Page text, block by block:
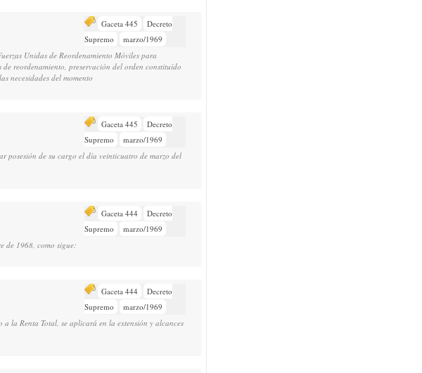
Gaceta 445
Decreto
Supremo
marzo/1969
Unidas de Reordenamiento Móviles para
reordenamiento, preservación del orden constituído
necesidades del momento
Gaceta 445
Decreto
Supremo
marzo/1969
posesión de su cargo el día veinticuatro de marzo del
Gaceta 444
Decreto
Supremo
marzo/1969
de 1968, como sigue:
Gaceta 444
Decreto
Supremo
marzo/1969
la Renta Total, se aplicará en la extensión y alcances